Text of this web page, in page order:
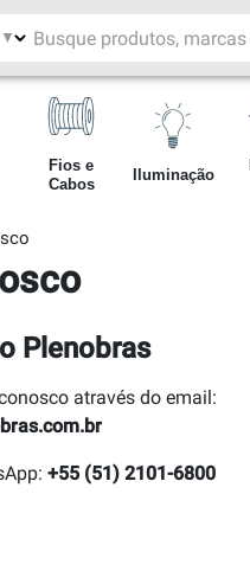
Filtrar por área
Pesquisar produtos
Fios e
Cabos
Iluminação
Plenobras
através do email:
+55 (51) 2101-6800